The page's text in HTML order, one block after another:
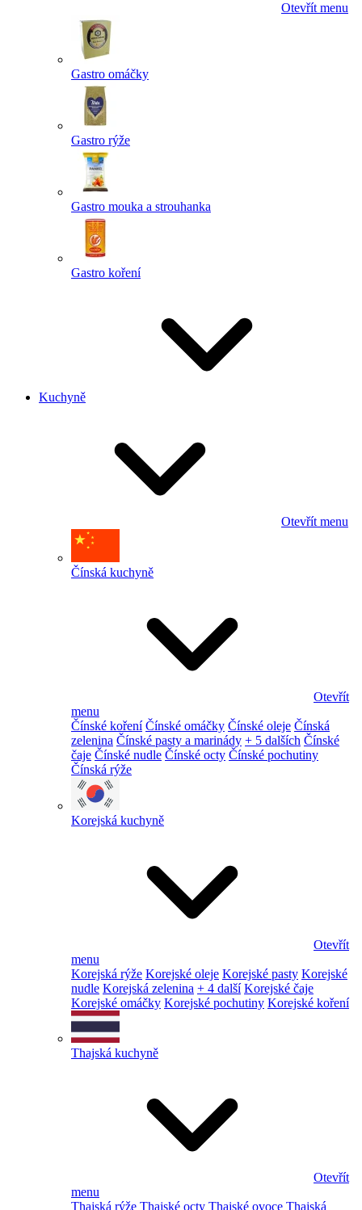
Otevřít menu
Gastro omáčky
Gastro rýže
Gastro mouka a strouhanka
Gastro koření
Kuchyně
Otevřít menu
Čínská kuchyně
Otevřít
menu
Čínské koření Čínské omáčky Čínské oleje Čínská
zelenina Čínské pasty a marinády + 5 dalších Čínské
čaje Čínské nudle Čínské octy Čínské pochutiny
Čínská rýže
Korejská kuchyně
Otevřít
menu
Korejská rýže Korejské oleje Korejské pasty Korejské
nudle Korejská zelenina + 4 další Korejské čaje
Korejské omáčky Korejské pochutiny Korejské koření
Thajská kuchyně
Otevřít
menu
Thajská rýže Thajské octy Thajské ovoce Thajská